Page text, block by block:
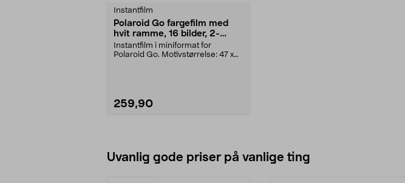
Instantfilm
Polaroid Go fargefilm med
hvit ramme, 16 bilder, 2-
pakning
Instantfilm i miniformat for
Polaroid Go. Motivstørrelse: 47 x
259,90
Uvanlig gode priser på vanlige ting